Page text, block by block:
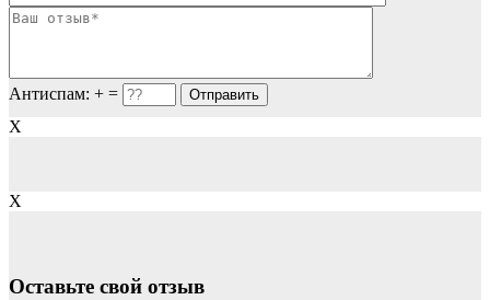
Антиспам: + =
X
X
Оставьте свой отзыв